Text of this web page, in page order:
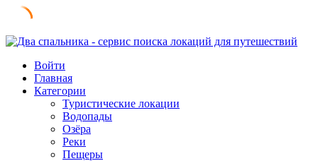
Skip
contentВойти
Главная
Категории
Туристические локации
Водопады
Озёра
Реки
Пещеры